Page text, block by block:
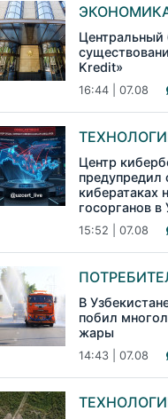
Центральный
Kredit»
16:44 | 07.08
Центр
предупредил
кибератаках
госорганов в
15:52 | 07.08
В
побил
жары
14:43 | 07.08